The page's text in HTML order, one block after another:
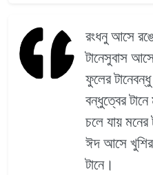
রংধনু আসে
টানেসুবাস
ফুলের
বন্ধুত্বের
চলে যায় মনের
ঈদ আসে খুশির
টানে।